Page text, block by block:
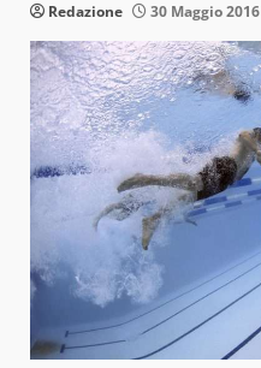
Redazione 30 Maggio 2016